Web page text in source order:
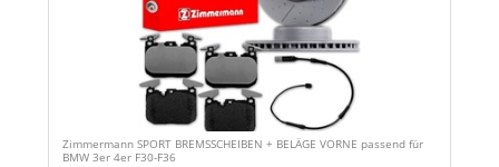
Zimmermann SPORT BREMSSCHEIBEN + BELÄGE VORNE passend für
BMW 3er 4er F30-F36